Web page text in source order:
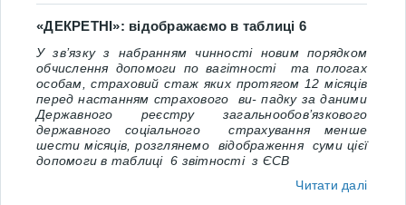
«ДЕКРЕТНІ»: відображаємо в таблиці 6
У зв’язку з набранням чинності новим порядком
обчислення допомоги по вагітності та пологах
особам, страховий стаж яких протягом 12 місяців
перед настанням страхового ви- падку за даними
Державного реєстру загальнообов’язкового
державного соціального страхування менше
шести місяців, розглянемо відображення суми цієї
допомоги в таблиці 6 звітності з ЄСВ
Читати далі